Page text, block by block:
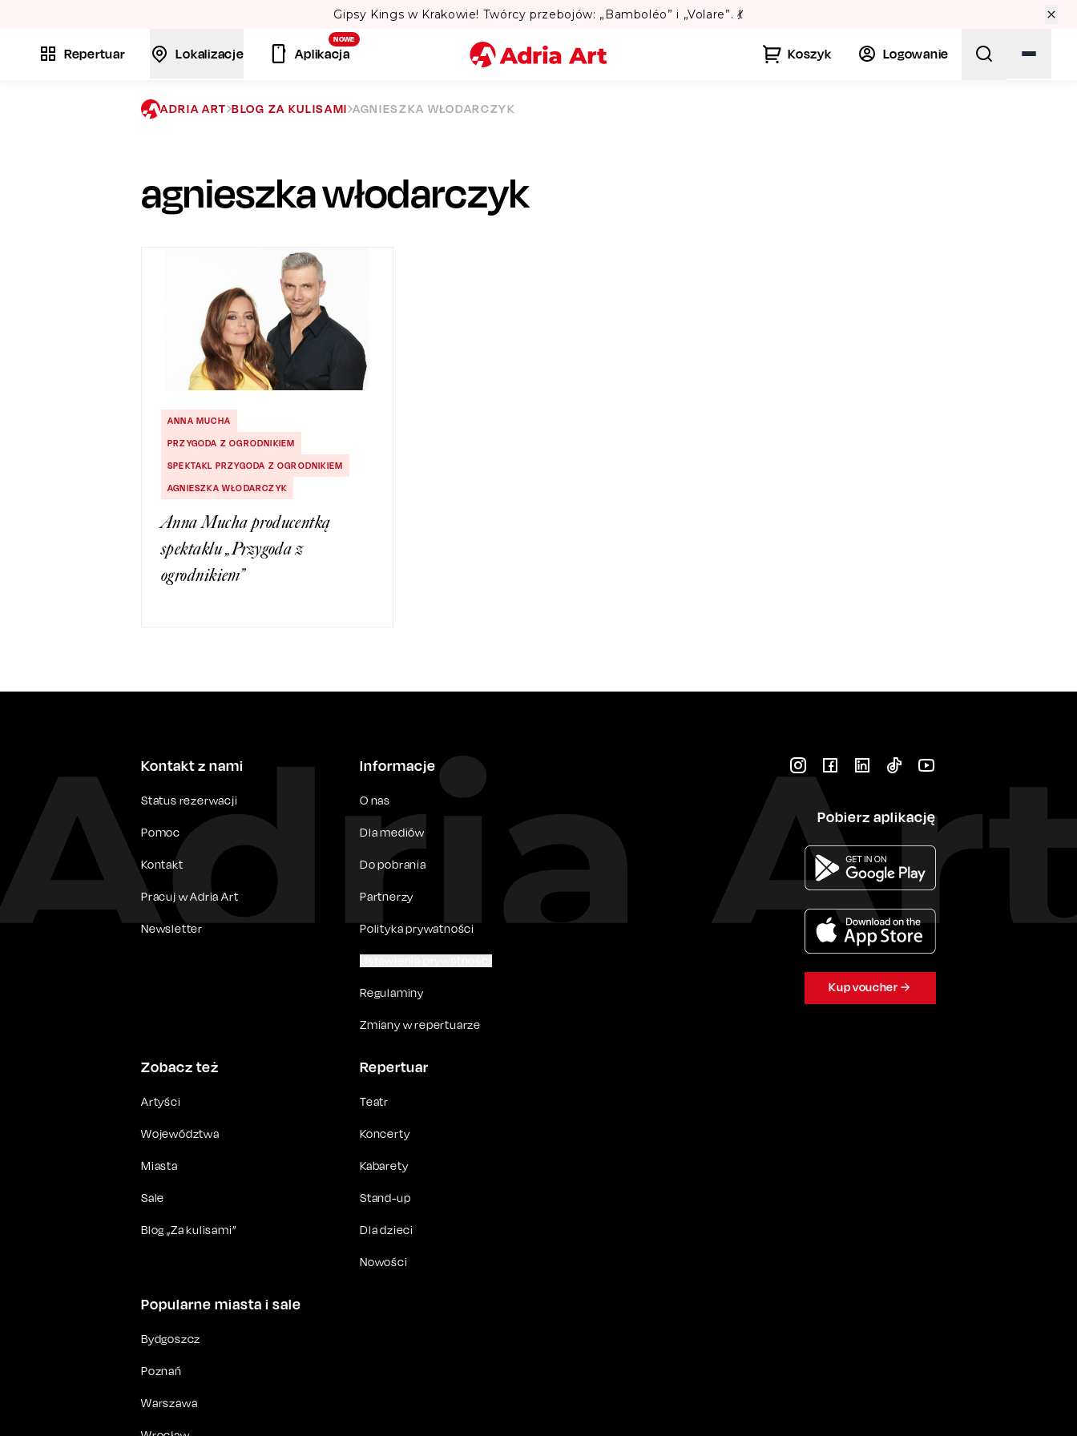
Lato w Warszawie? Sprawdź Teatralne Lato w Pałacu Kultury! 🏛️
Repertuar Lokalizacje
NOWE
Aplikacja Koszyk Logowanie
Szukaj
ADRIA ART BLOG ZA KULISAMI AGNIESZKA WŁODARCZYK
agnieszka włodarczyk
ANNA MUCHA
PRZYGODA Z OGRODNIKIEM
SPEKTAKL PRZYGODA Z OGRODNIKIEM
AGNIESZKA WŁODARCZYK
Anna Mucha producentką
spektaklu „Przygoda z
ogrodnikiem”
Kontakt z nami
Status rezerwacji
Pomoc
Kontakt
Pracuj w Adria Art
Newsletter
Informacje
O nas
Dla mediów
Do pobrania
Partnerzy
Polityka prywatności
Regulaminy
Zmiany w repertuarze
Zobacz też
Artyści
Województwa
Miasta
Sale
Blog „Za kulisami”
Repertuar
Teatr
Koncerty
Kabarety
Stand-up
Dla dzieci
Nowości
Popularne miasta i sale
Bydgoszcz
Poznań
Warszawa
Pobierz aplikację
Kup voucher